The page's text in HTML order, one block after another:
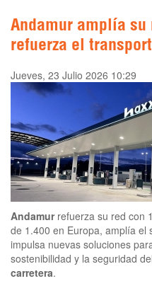
Andamur amplía su
refuerza el
Jueves, 23 Julio 2026 10:29
Andamurrefuerza su red con
de 1.400 en Europa, amplía el
impulsa nuevas soluciones
sostenibilidad y la seguridad del
carretera.